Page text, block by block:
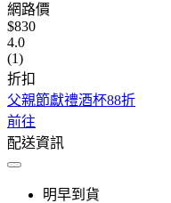
網路價
$830
4.0
(1)
折扣
父親節獻禮酒杯88折
前往
配送資訊
明早到貨